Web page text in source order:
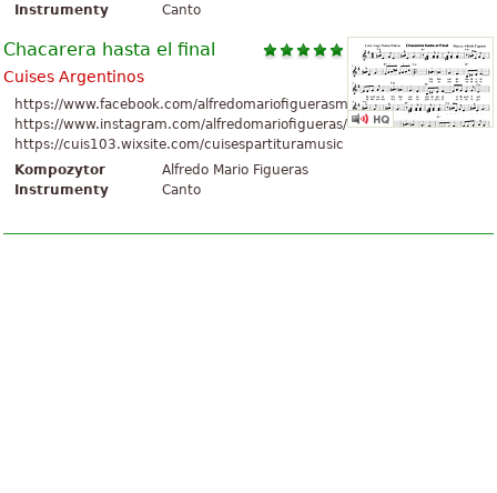
Instrumenty
Canto
Chacarera hasta el final
Cuises Argentinos
https://www.facebook.com/alfredomariofiguerasmusico
https://www.instagram.com/alfredomariofigueras/
https://cuis103.wixsite.com/cuisespartituramusic
Kompozytor
Alfredo Mario Figueras
Instrumenty
Canto